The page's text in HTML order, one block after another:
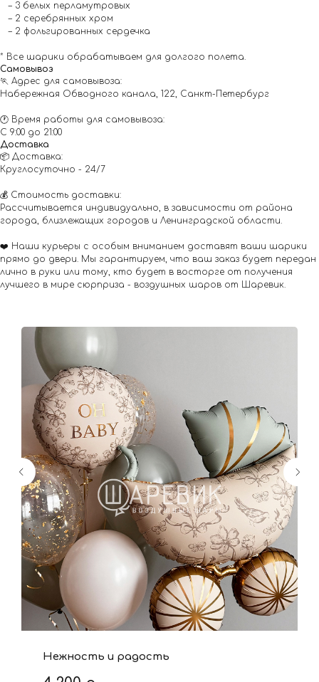
– 3 белых перламутровых
– 2 серебрянных хром
– 2 фольгированных сердечка
* Все шарики обрабатываем для долгого полета.
Самовывоз
🏃 Адрес для самовывоза:
Набережная Обводного канала, 122, Санкт-Петербург
🕐 Время работы для самовывоза:
С 9:00 до 21:00
Доставка
📦 Доставка:
Круглосуточно - 24/7
💰 Стоимость доставки:
Рассчитывается индивидуально, в зависимости от района
города, близлежащих городов и Ленинградской области.
❤️ Наши курьеры с особым вниманием доставят ваши шарики
прямо до двери. Мы гарантируем, что ваш заказ будет передан
лично в руки или тому, кто будет в восторге от получения
лучшего в мире сюрприза - воздушных шаров от Шаревик.
Нежность и радость